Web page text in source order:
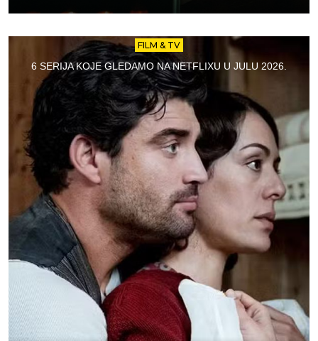
FILM & TV
6 SERIJA KOJE GLEDAMO NA NETFLIXU U JULU 2026.